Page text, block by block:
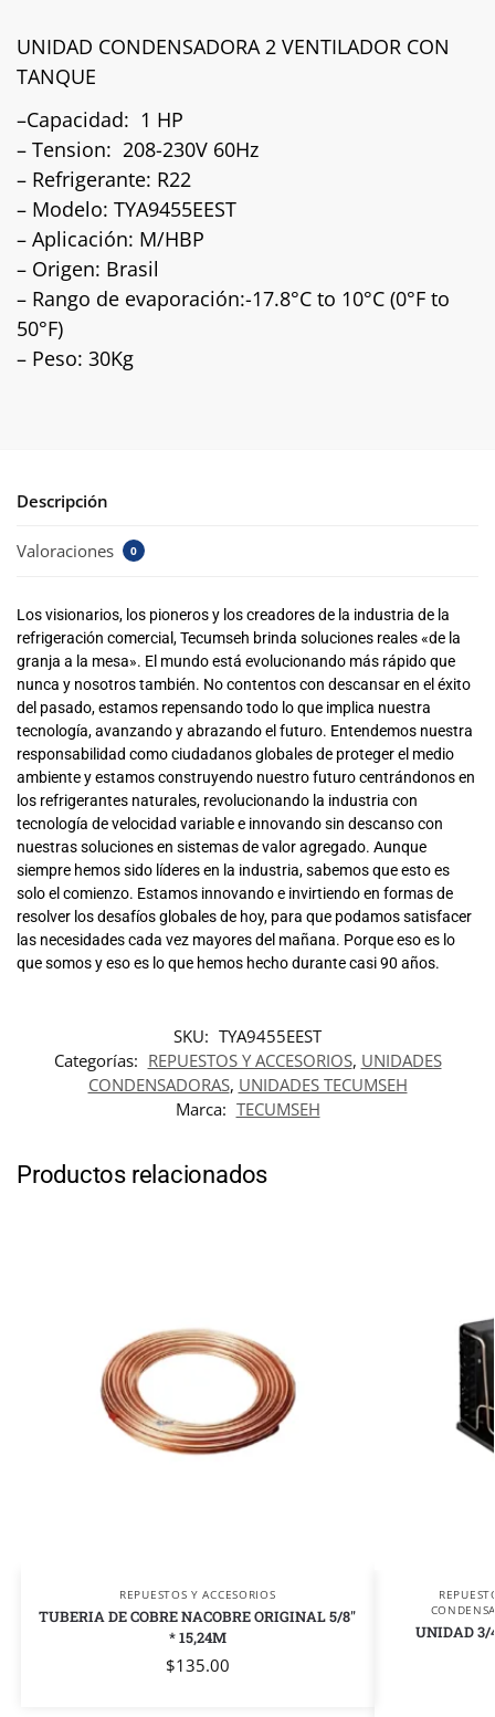
UNIDAD CONDENSADORA 2 VENTILADOR CON
TANQUE
–Capacidad: 1 HP
– Tension: 208-230V 60Hz
– Refrigerante: R22
– Modelo: TYA9455EEST
– Aplicación: M/HBP
– Origen: Brasil
– Rango de evaporación:-17.8°C to 10°C (0°F to
50°F)
– Peso: 30Kg
Descripción
Valoraciones 0
Los visionarios, los pioneros y los creadores de la industria de la
refrigeración comercial, Tecumseh brinda soluciones reales «de la
granja a la mesa». El mundo está evolucionando más rápido que
nunca y nosotros también. No contentos con descansar en el éxito
del pasado, estamos repensando todo lo que implica nuestra
tecnología, avanzando y abrazando el futuro. Entendemos nuestra
responsabilidad como ciudadanos globales de proteger el medio
ambiente y estamos construyendo nuestro futuro centrándonos en
los refrigerantes naturales, revolucionando la industria con
tecnología de velocidad variable e innovando sin descanso con
nuestras soluciones en sistemas de valor agregado. Aunque
siempre hemos sido líderes en la industria, sabemos que esto es
solo el comienzo. Estamos innovando e invirtiendo en formas de
resolver los desafíos globales de hoy, para que podamos satisfacer
las necesidades cada vez mayores del mañana. Porque eso es lo
que somos y eso es lo que hemos hecho durante casi 90 años.
SKU: TYA9455EEST
Categorías: REPUESTOS Y ACCESORIOS, UNIDADES
CONDENSADORAS, UNIDADES TECUMSEH
Marca: TECUMSEH
Productos relacionados
REPUESTOS Y ACCESORIOS
TUBERIA DE COBRE NACOBRE ORIGINAL 5/8″
* 15,24M
$135.00
UNIDAD 3/